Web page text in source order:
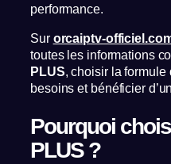
performance.
Sur orcaiptv-
toutes les informations
PLUS, choisir la
besoins et bénéficier
Pourquoi
PLUS ?